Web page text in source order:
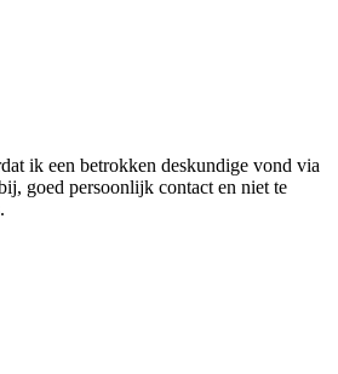
ik een betrokken deskundige vond via
goed persoonlijk contact en niet te